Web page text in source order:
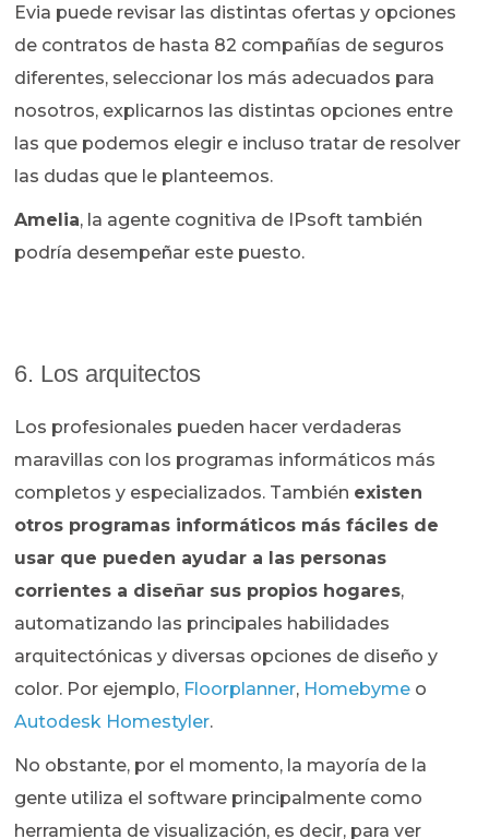
Evia puede revisar las distintas ofertas y opciones
de contratos de hasta 82 compañías de seguros
diferentes, seleccionar los más adecuados para
nosotros, explicarnos las distintas opciones entre
las que podemos elegir e incluso tratar de resolver
las dudas que le planteemos.
Amelia, la agente cognitiva de IPsoft también
podría desempeñar este puesto.
6. Los arquitectos
Los profesionales pueden hacer verdaderas
maravillas con los programas informáticos más
completos y especializados. También existen
otros programas informáticos más fáciles de
usar que pueden ayudar a las personas
corrientes a diseñar sus propios hogares,
automatizando las principales habilidades
arquitectónicas y diversas opciones de diseño y
color. Por ejemplo, Floorplanner, Homebyme o
Autodesk Homestyler.
No obstante, por el momento, la mayoría de la
gente utiliza el software principalmente como
herramienta de visualización, es decir, para ver